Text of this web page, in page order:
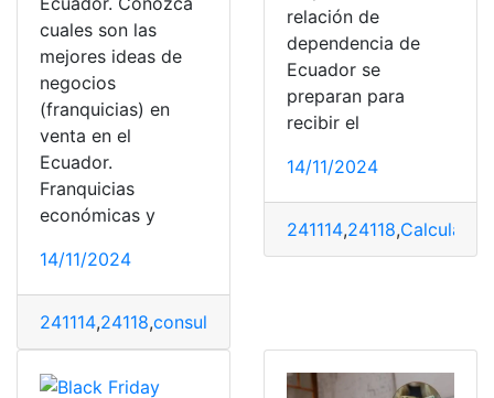
cuales son las
mejores ideas de
negocios
(franquicias) en
venta en el
Ecuador.
Franquicias
económicas y
14/11/2024
241114,24118,consulta
relación de
dependencia de
Ecuador se
preparan para
recibir el
14/11/2024
241114,24118,Calcula